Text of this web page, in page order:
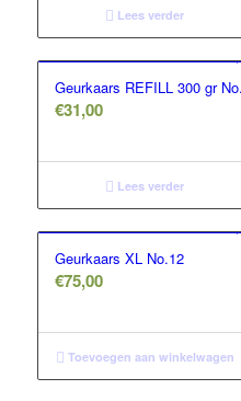
Lees verder
Geurkaars REFILL 300 gr
€31,00
Lees verder
Geurkaars XL No.12
€75,00
Toevoegen aan winkelwagen